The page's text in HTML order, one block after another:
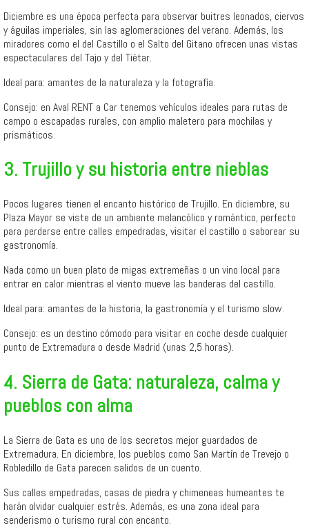
Diciembre es una época perfecta para observar buitres leonados, ciervos
y águilas imperiales, sin las aglomeraciones del verano. Además, los
miradores como el del Castillo o el Salto del Gitano ofrecen unas vistas
espectaculares del Tajo y del Tiétar.
Ideal para: amantes de la naturaleza y la fotografía.
Consejo: en Aval RENT a Car tenemos vehículos ideales para rutas de
campo o escapadas rurales, con amplio maletero para mochilas y
prismáticos.
3. Trujillo y su historia entre nieblas
Pocos lugares tienen el encanto histórico de Trujillo. En diciembre, su
Plaza Mayor se viste de un ambiente melancólico y romántico, perfecto
para perderse entre calles empedradas, visitar el castillo o saborear su
gastronomía.
Nada como un buen plato de migas extremeñas o un vino local para
entrar en calor mientras el viento mueve las banderas del castillo.
Ideal para: amantes de la historia, la gastronomía y el turismo slow.
Consejo: es un destino cómodo para visitar en coche desde cualquier
punto de Extremadura o desde Madrid (unas 2,5 horas).
4. Sierra de Gata: naturaleza, calma y
pueblos con alma
La Sierra de Gata es uno de los secretos mejor guardados de
Extremadura. En diciembre, los pueblos como San Martín de Trevejo o
Robledillo de Gata parecen salidos de un cuento.
Sus calles empedradas, casas de piedra y chimeneas humeantes te
harán olvidar cualquier estrés. Además, es una zona ideal para
senderismo o turismo rural con encanto.